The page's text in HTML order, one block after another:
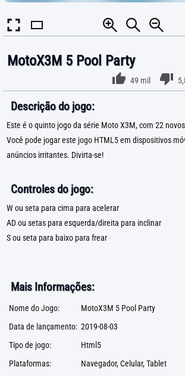
MotoX3M 5 Pool Party
49 mil
Descrição do jogo:
Este é o quinto jogo da série Moto X3M, com 22
Você pode jogar este jogo HTML5 em dispositivos
anúncios irritantes. Divirta-se!
Controles do jogo:
W ou seta para cima para acelerar
AD ou setas para esquerda/direita para inclinar
S ou seta para baixo para frear
Mais Informações:
Nome do Jogo:
MotoX3M 5 Pool Party
Data de lançamento: 2019-08-03
Tipo de jogo:
Html5
Plataformas:
Navegador, Celular, Tablet